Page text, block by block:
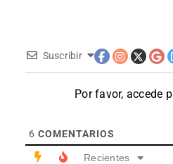
Suscribir
Por favor, accede
6 COMENTARIOS
Recientes